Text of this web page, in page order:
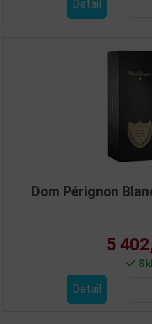
Detail
Dom Pérignon
5
Detail